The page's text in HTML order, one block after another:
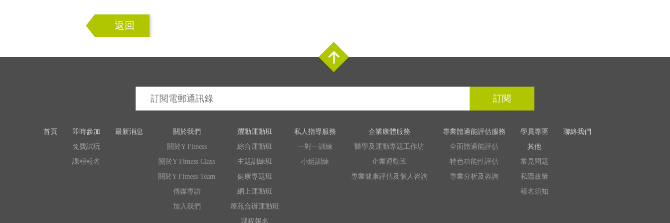
返回
訂閱
首頁
即時參加
免費試玩
課程報名
最新消息
關於我們
關於Y Fitness
關於Y Fitness Class
關於Y Fitness Team
傳媒專訪
加入我們
躍動運動班
綜合運動班
主題訓練班
健康專題班
網上運動班
屋苑合辦運動班
課程報名
私人指導服務
一對一訓練
小組訓練
企業康體服務
醫學及運動專題工作坊
企業運動班
專業健康評估及個人咨詢
專業體適能評估服務
全面體適能評估
特色功能性評估
專業分析及咨詢
學員專區
聯絡我們
其他
常見問題
私隱政策
報名須知